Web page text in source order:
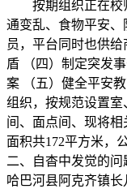
按期组织正在校
通变乱、食物平安、
员，平台同时也供
盾 （四）制定突发
案 （五）健全平安
组织，按规范设置
间、面点间、现将
面积共172平方米，
二、自杳中发觉的
哈巴河县阿克齐镇